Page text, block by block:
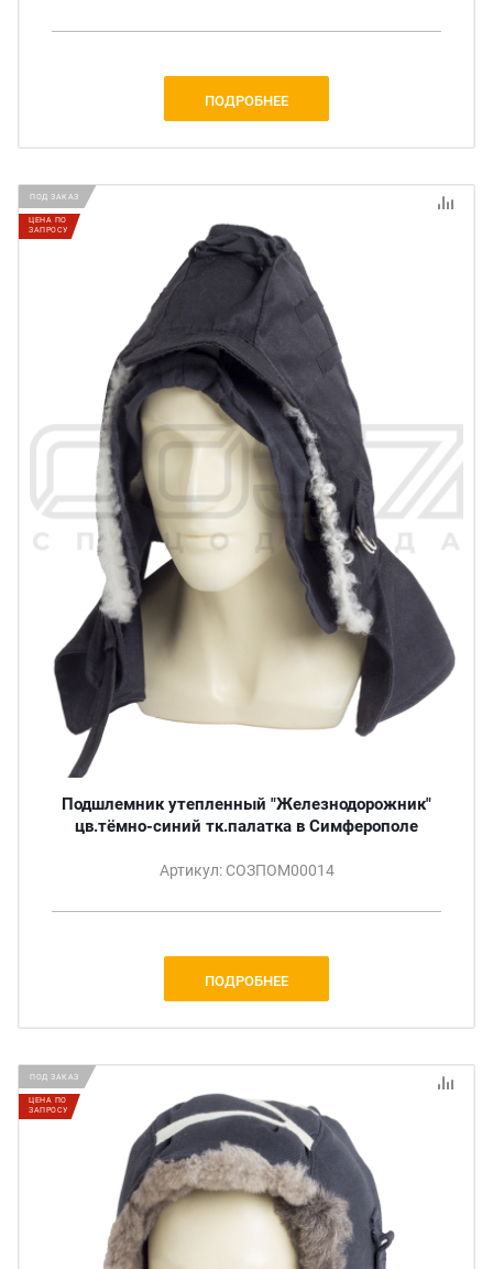
ПОДРОБНЕЕ
ПОД ЗАКАЗ
ЦЕНА ПО
ЗАПРОСУ
Подшлемник утепленный "Железнодорожник"
цв.тёмно-синий тк.палатка в Симферополе
Артикул: СОЗПОМ00014
ПОДРОБНЕЕ
ПОД ЗАКАЗ
ЦЕНА ПО
ЗАПРОСУ